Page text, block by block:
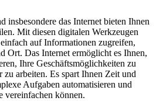
insbesondere das Internet bieten Ihnen
Mit diesen digitalen Werkzeugen
auf Informationen zugreifen,
Ort. Das Internet ermöglicht es Ihnen,
Ihre Geschäftsmöglichkeiten zu
arbeiten. Es spart Ihnen Zeit und
Aufgaben automatisieren und
vereinfachen können.